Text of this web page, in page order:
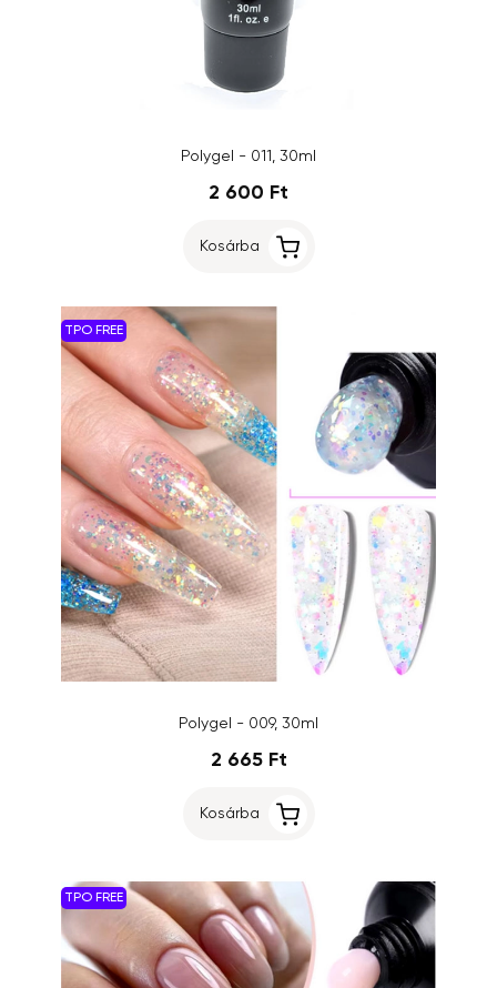
Polygel - 011, 30ml
2 600 Ft
Kosárba
TPO FREE
Polygel - 009, 30ml
2 665 Ft
Kosárba
TPO FREE